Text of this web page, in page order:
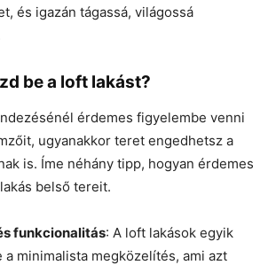
és igazán tágassá, világossá
be a loft lakást?
érdemes figyelembe venni
ugyanakkor teret engedhetsz a
is. Íme néhány tipp, hogyan érdemes
belső tereit.
funkcionalitás: A loft lakások egyik
minimalista megközelítés, ami azt